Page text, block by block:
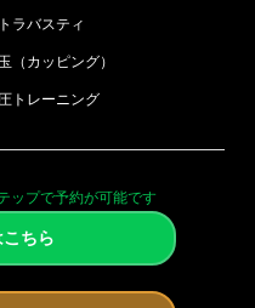
ラバスティ
（カッピング）
トレーニング
ップで予約が可能です
ちら